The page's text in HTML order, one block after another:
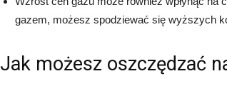
gazem, możesz spodziewać się wyższych
Jak możesz oszczędzać